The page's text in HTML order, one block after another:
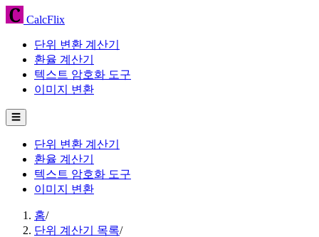
CalcFlix
단위 변환 계산기
환율 계산기
텍스트 암호화 도구
이미지 변환
☰
단위 변환 계산기
환율 계산기
텍스트 암호화 도구
이미지 변환
홈/
단위 계산기 목록/